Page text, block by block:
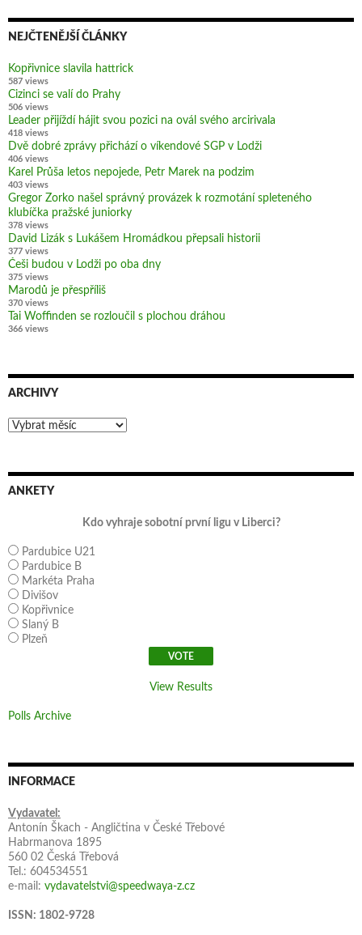
NEJČTENĚJŠÍ ČLÁNKY
Kopřivnice slavila hattrick
587 views
Cizinci se valí do Prahy
506 views
Leader přijíždí hájit svou pozici na ovál svého arcirivala
418 views
Dvě dobré zprávy přichází o víkendové SGP v Lodži
406 views
Karel Průša letos nepojede, Petr Marek na podzim
403 views
Gregor Zorko našel správný provázek k rozmotání spleteného
klubíčka pražské juniorky
378 views
David Lizák s Lukášem Hromádkou přepsali historii
377 views
Češi budou v Lodži po oba dny
375 views
Marodů je přespříliš
370 views
Tai Woffinden se rozloučil s plochou dráhou
366 views
ARCHIVY
Archivy
ANKETY
Kdo vyhraje sobotní první ligu v Liberci?
Pardubice U21
Pardubice B
Markéta Praha
Divišov
Kopřivnice
Slaný B
Plzeň
View Results
Polls Archive
INFORMACE
Vydavatel:
Antonín Škach - Angličtina v České Třebové
Habrmanova 1895
560 02 Česká Třebová
Tel.: 604534551
e-mail: vydavatelstvi@speedwaya-z.cz
ISSN: 1802-9728